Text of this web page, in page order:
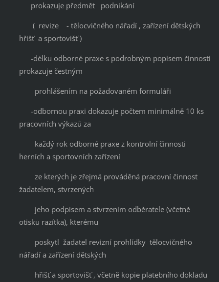
prokazuje předmět podnikání
( revize - tělocvičného nářadí , zařízení dětských
hřišť a sportovišť )
-délku odborné praxe s podrobným popisem činnosti
prokazuje čestným
prohlášením na požadovaném formuláři
-odbornou praxi dokazuje počtem minimálně 10 ks
pracovních výkazů za
každý rok odborné praxe z kontrolní činnosti
herních a sportovních zařízení
ze kterých je zřejmá prováděná pracovní činnost
žadatelem, stvrzených
jeho podpisem a stvrzením odběratele (včetně
otisku razítka), kterému
poskytl žadatel revizní prohlídky tělocvičného
nářadí a zařízení dětských
hřišť a sportovišť , včetně kopie platebního dokladu